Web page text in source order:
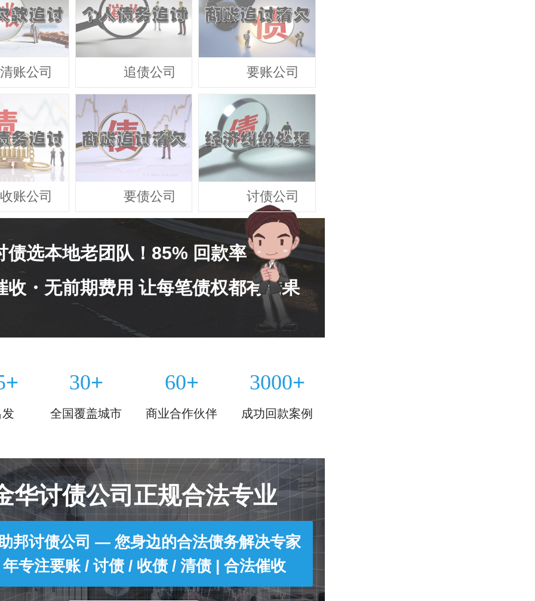
清账公司
收账公司
追债公司
要债公司
要账公司
讨债公司
债选本地老团队！85% 回款率
收・无前期费用 让每笔债权都有结果
+
发
30+
全国覆盖城市
60+
商业合作伙伴
3000+
成功回款案例
华讨债公司正规合法专业
邦讨债公司 — 您身边的合法债务解决专家
专注要账 / 讨债 / 收债 / 清债 | 合法催收